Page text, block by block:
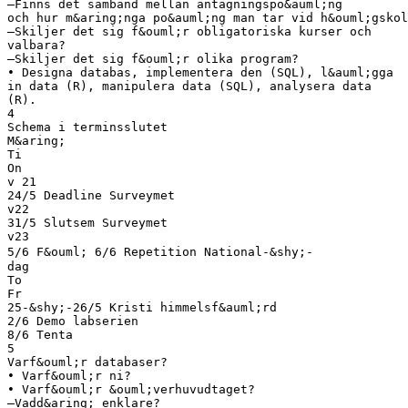
–Finns det samband mellan antagningspo&auml;ng
och hur m&aring;nga po&auml;ng man tar vid
–Skiljer det sig f&ouml;r obligatoriska kurser och
valbara?
–Skiljer det sig f&ouml;r olika program?
• Designa databas, implementera den (SQL), l&auml;gga
in data (R), manipulera data (SQL), analysera data
(R).
4
Schema i terminsslutet
M&aring;
Ti
On
v 21
24/5 Deadline Surveymet
v22
31/5 Slutsem Surveymet
v23
5/6 F&ouml; 6/6 Repetition National-&shy;‐
dag
To
Fr
25-&shy;‐26/5 Kristi himmelsf&auml;rd
2/6 Demo labserien
8/6 Tenta
5
Varf&ouml;r databaser?
• Varf&ouml;r ni?
• Varf&ouml;r &ouml;verhuvudtaget?
–Vadd&aring; enklare?